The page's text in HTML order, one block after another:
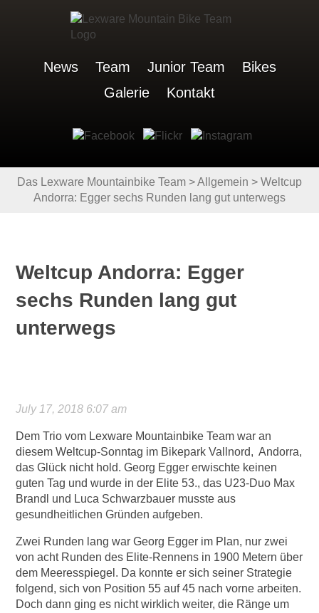
News Team Junior Team
Bikes
Galerie
Kontakt
Das Lexware Mountainbike Team >Allgemein > Weltcup
Andorra: Egger sechs Runden lang gut unterwegs
Weltcup Andorra: Egger
sechs Runden lang gut
unterwegs
July 17, 2018 6:07 am
Dem Trio vom Lexware Mountainbike Team war an
diesem Weltcup-Sonntag im Bikepark Vallnord, Andorra,
das Glück nicht hold. Georg Egger erwischte keinen
guten Tag und wurde in der Elite 53., das U23-Duo Max
Brandl und Luca Schwarzbauer musste aus
gesundheitlichen Gründen aufgeben.
Zwei Runden lang war Georg Egger im Plan, nur zwei
von acht Runden des Elite-Rennens in 1900 Metern über
dem Meeresspiegel. Da konnte er sich seiner Strategie
folgend, sich von Position 55 auf 45 nach vorne arbeiten.
Doch dann ging es nicht wirklich weiter, die Ränge um